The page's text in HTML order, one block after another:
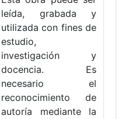
leída, grabada y
utilizada con fines de
estudio,
investigación y
docencia. Es
necesario el
reconocimiento de
autoría mediante la